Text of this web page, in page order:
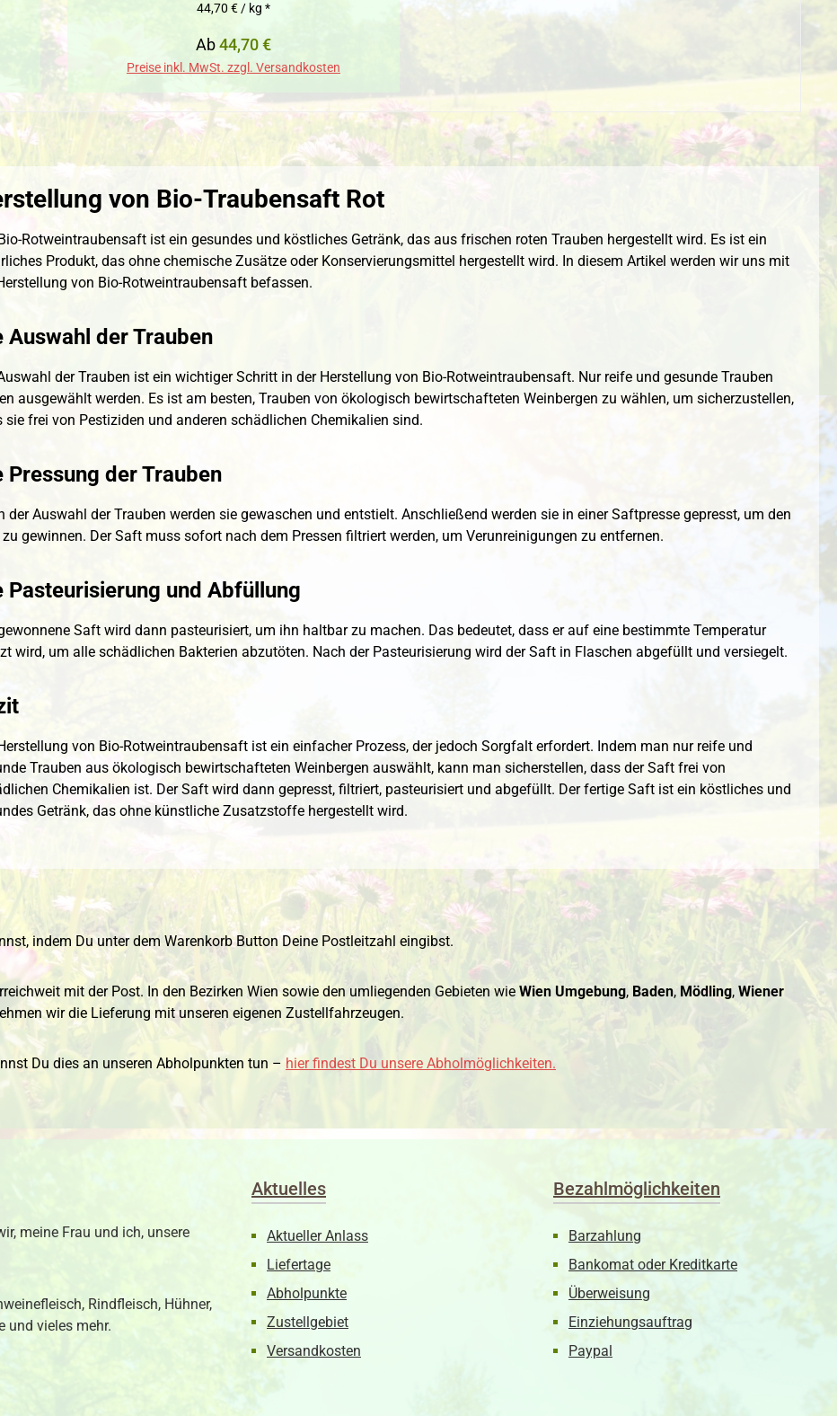
44,70 € / kg *
Regulärer Preis:
Ab44,70 €
Preise inkl. MwSt. zzgl. Versandkosten
von Bio-Traubensaft Rot
Rotweintraubensaft ist ein gesundes und köstliches Getränk, das aus frischen roten Trauben hergestellt wird. Es ist ein
Produkt, das ohne chemische Zusätze oder Konservierungsmittel hergestellt wird. In diesem Artikel werden wir uns mit
von Bio-Rotweintraubensaft befassen.
Auswahl der Trauben
der Trauben ist ein wichtiger Schritt in der Herstellung von Bio-Rotweintraubensaft. Nur reife und gesunde Trauben
ausgewählt werden. Es ist am besten, Trauben von ökologisch bewirtschafteten Weinbergen zu wählen, um sicherzustellen,
sie frei von Pestiziden und anderen schädlichen Chemikalien sind.
Pressung der Trauben
der Auswahl der Trauben werden sie gewaschen und entstielt. Anschließend werden sie in einer Saftpresse gepresst, um den
gewinnen. Der Saft muss sofort nach dem Pressen filtriert werden, um Verunreinigungen zu entfernen.
Pasteurisierung und Abfüllung
Saft wird dann pasteurisiert, um ihn haltbar zu machen. Das bedeutet, dass er auf eine bestimmte Temperatur
wird, um alle schädlichen Bakterien abzutöten. Nach der Pasteurisierung wird der Saft in Flaschen abgefüllt und versiegelt.
von Bio-Rotweintraubensaft ist ein einfacher Prozess, der jedoch Sorgfalt erfordert. Indem man nur reife und
Trauben aus ökologisch bewirtschafteten Weinbergen auswählt, kann man sicherstellen, dass der Saft frei von
Chemikalien ist. Der Saft wird dann gepresst, filtriert, pasteurisiert und abgefüllt. Der fertige Saft ist ein köstliches und
Getränk, das ohne künstliche Zusatzstoffe hergestellt wird.
indem Du unter dem Warenkorb Button Deine Postleitzahl eingibst.
mit der Post. In den Bezirken Wien sowie den umliegenden Gebieten wie Wien Umgebung, Baden, Mödling, Wiener
wir die Lieferung mit unseren eigenen Zustellfahrzeugen.
Du dies an unseren Abholpunkten tun – hier findest Du unsere Abholmöglichkeiten.
meine Frau und ich, unsere
Rindfleisch, Hühner,
und vieles mehr.
Aktuelles
Aktueller Anlass
Liefertage
Abholpunkte
Zustellgebiet
Versandkosten
Bezahlmöglichkeiten
Barzahlung
Bankomat oder Kreditkarte
Überweisung
Einziehungsauftrag
Paypal